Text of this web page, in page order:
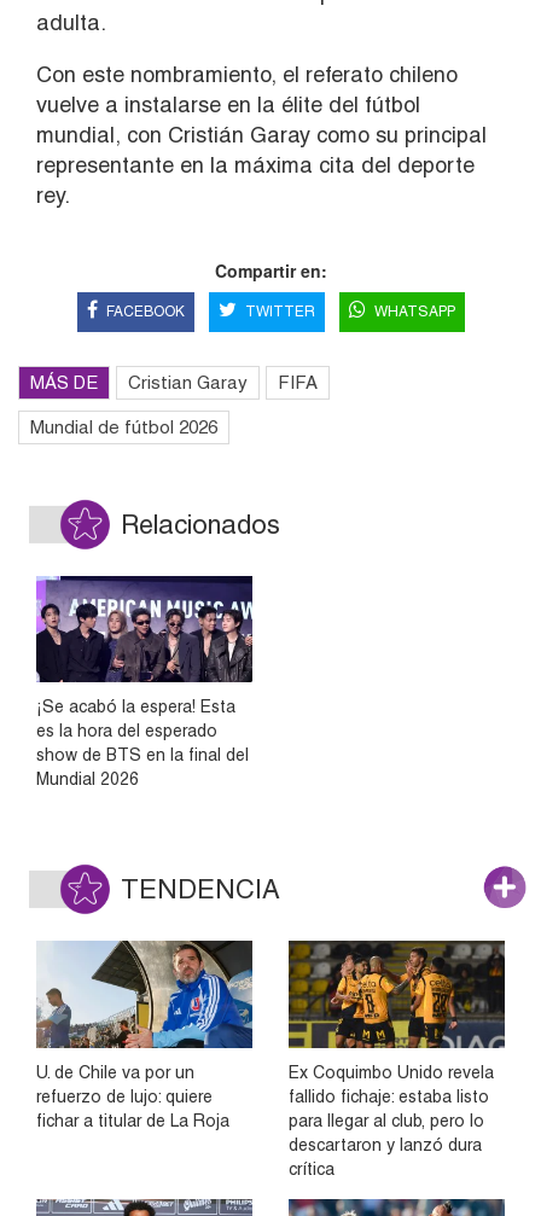
adulta.
Con este nombramiento, el referato chileno
vuelve a instalarse en la élite del fútbol
mundial, con Cristián Garay como su principal
representante en la máxima cita del deporte
rey.
Compartir en:
FACEBOOK TWITTER WHATSAPP
MÁS DE Cristian Garay FIFA
Mundial de fútbol 2026
Relacionados
¡Se acabó la espera! Esta
es la hora del esperado
show de BTS en la final del
Mundial 2026
TENDENCIA
U. de Chile va por un
refuerzo de lujo: quiere
fichar a titular de La Roja
Ex Coquimbo Unido revela
fallido fichaje: estaba listo
para llegar al club, pero lo
descartaron y lanzó dura
crítica